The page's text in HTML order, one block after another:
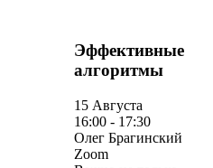
Эффективные
алгоритмы
15 Августа
16:00 - 17:30
Олег Брагинский
Zoom